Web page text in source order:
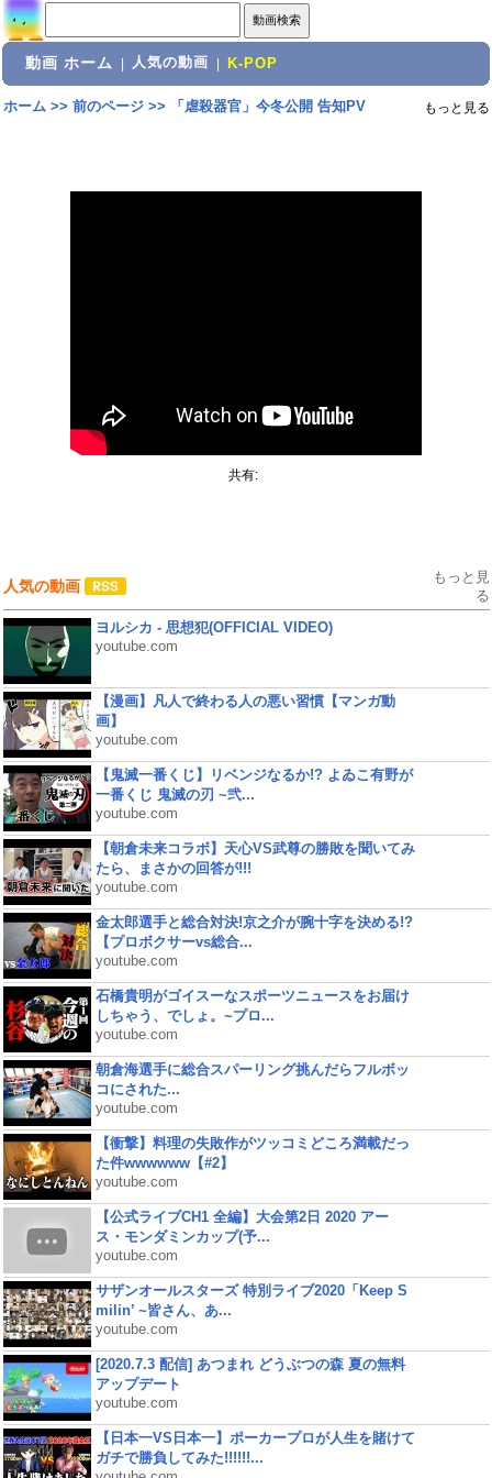
動画 ホーム 人気の動画 K-POP
ホーム>> 前のページ>> 「虐殺器官」今冬公開 告知PV もっと見る
共有:
人気の動画
もっと見
る
ヨルシカ - 思想犯(OFFICIAL VIDEO)
youtube.com
【漫画】凡人で終わる人の悪い習慣【マンガ動
画】
youtube.com
【鬼滅一番くじ】リベンジなるか!? よゐこ有野が
一番くじ 鬼滅の刃 ~弐...
youtube.com
【朝倉未来コラボ】天心VS武尊の勝敗を聞いてみ
たら、まさかの回答が!!!
youtube.com
金太郎選手と総合対決!京之介が腕十字を決める!?
【プロボクサーvs総合...
youtube.com
石橋貴明がゴイスーなスポーツニュースをお届け
しちゃう、でしょ。~プロ...
youtube.com
朝倉海選手に総合スパーリング挑んだらフルボッ
コにされた...
youtube.com
【衝撃】料理の失敗作がツッコミどころ満載だっ
た件wwwwww【#2】
youtube.com
【公式ライブCH1 全編】大会第2日 2020 アー
ス・モンダミンカップ(予...
youtube.com
サザンオールスターズ 特別ライブ2020「Keep S
milin’ ~皆さん、あ...
youtube.com
[2020.7.3 配信] あつまれ どうぶつの森 夏の無料
アップデート
youtube.com
【日本一VS日本一】ポーカープロが人生を賭けて
ガチで勝負してみた!!!!!!...